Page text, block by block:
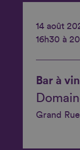
14 août
16h30 à
Bar à
Grand